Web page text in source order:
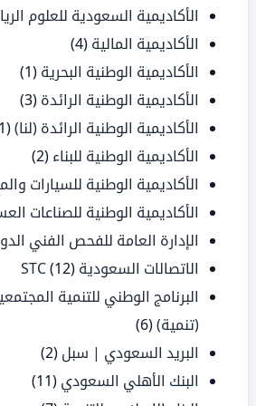
الأكاديمية السعودية للعلوم
الأكاديمية المالية (4)
الأكاديمية الوطنية البحرية (1)
الأكاديمية الوطنية الرائدة (3)
الأكاديمية الوطنية الرائدة (لنا)(1)
الأكاديمية الوطنية للبناء (2)
الأكاديمية الوطنية للسيارات
الأكاديمية الوطنية للصناعات
الإدارة العامة للفحص الفني
الاتصالات السعودية STC (12)
البرنامج الوطني للتنمية
(تنمية)(6)
البريد السعودي | سبل (2)
البنك الأهلي السعودي (11)